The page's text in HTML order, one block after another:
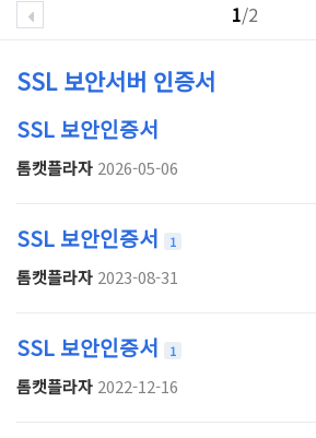
1/2
SSL 보안서버 인증서
SSL 보안인증서
톰캣플라자 2026-05-06
SSL 보안인증서 1
톰캣플라자 2023-08-31
SSL 보안인증서 1
톰캣플라자 2022-12-16